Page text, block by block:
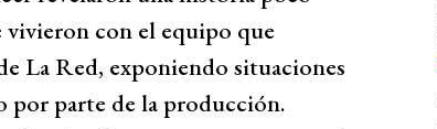
vivieron con el equipo que
La Red, exponiendo situaciones
por parte de la producción.